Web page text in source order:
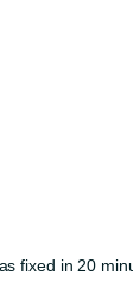
fixed in 20